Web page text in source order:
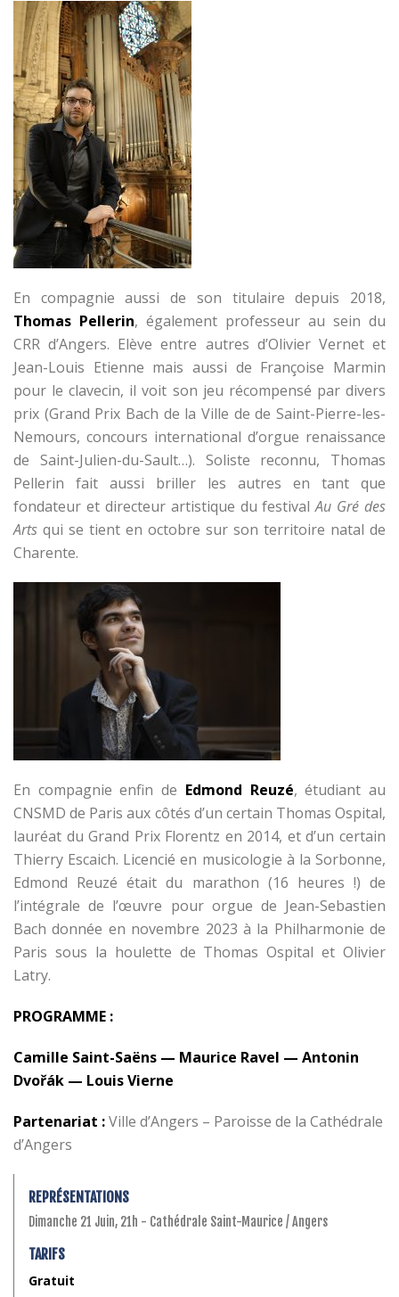
En compagnie aussi de son titulaire depuis 2018,
Thomas Pellerin, également professeur au sein du
CRR d’Angers. Elève entre autres d’Olivier Vernet et
Jean-Louis Etienne mais aussi de Françoise Marmin
pour le clavecin, il voit son jeu récompensé par divers
prix (Grand Prix Bach de la Ville de de Saint-Pierre-les-
Nemours, concours international d’orgue renaissance
de Saint-Julien-du-Sault…). Soliste reconnu, Thomas
Pellerin fait aussi briller les autres en tant que
fondateur et directeur artistique du festivalAu Gré des
Arts qui se tient en octobre sur son territoire natal de
Charente.
En compagnie enfin de Edmond Reuzé, étudiant au
CNSMD de Paris aux côtés d’un certain Thomas Ospital,
lauréat du Grand Prix Florentz en 2014, et d’un certain
Thierry Escaich. Licencié en musicologie à la Sorbonne,
Edmond Reuzé était du marathon (16 heures !) de
l’intégrale de l’œuvre pour orgue de Jean-Sebastien
Bach donnée en novembre 2023 à la Philharmonie de
Paris sous la houlette de Thomas Ospital et Olivier
Latry.
PROGRAMME :
Camille Saint-Saëns — Maurice Ravel — Antonin
Dvořák — Louis Vierne
Partenariat :Ville d’Angers – Paroisse de la Cathédrale
d’Angers
REPRÉSENTATIONS
Dimanche 21 Juin, 21h - Cathédrale Saint-Maurice / Angers
TARIFS
Gratuit